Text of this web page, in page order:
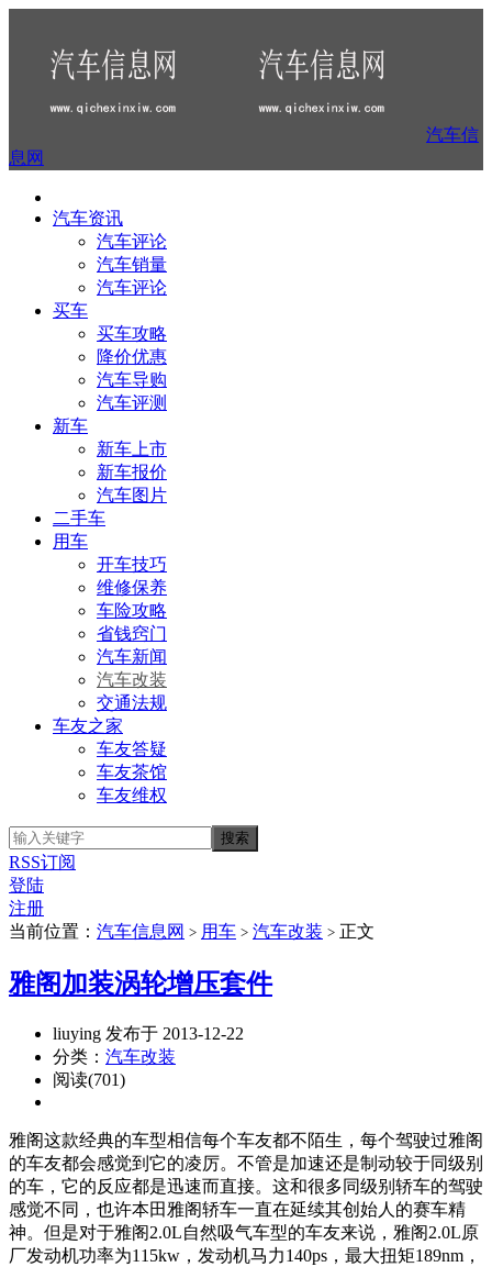
汽车信
息网
汽车资讯
汽车评论
汽车销量
汽车评论
买车
买车攻略
降价优惠
汽车导购
汽车评测
新车
新车上市
新车报价
汽车图片
二手车
用车
开车技巧
维修保养
车险攻略
省钱窍门
汽车新闻
汽车改装
交通法规
车友之家
车友答疑
车友茶馆
车友维权
RSS订阅
登陆
注册
当前位置： 汽车信息网 > 用车 > 汽车改装 > 正文
雅阁加装涡轮增压套件
liuying 发布于 2013-12-22
分类： 汽车改装
阅读(701)
雅阁这款经典的车型相信每个车友都不陌生，每个驾驶过雅阁
的车友都会感觉到它的凌厉。不管是加速还是制动较于同级别
的车，它的反应都是迅速而直接。这和很多同级别轿车的驾驶
感觉不同，也许本田雅阁轿车一直在延续其创始人的赛车精
神。但是对于雅阁2.0L自然吸气车型的车友来说，雅阁2.0L原
厂发动机功率为115kw，发动机马力140ps，最大扭矩189nm，